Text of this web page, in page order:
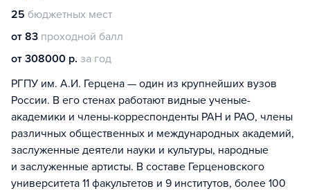
25 бюджетных мест
от 83 проходной балл
от 308000 р. за год
РГПУ им. А.И. Герцена — один из крупнейших вузов
России. В его стенах работают видные ученые-
академики и члены-корреспонденты РАН и РАО, члены
различных общественных и международных академий,
заслуженные деятели науки и культуры, народные
и заслуженные артисты. В составе Герценовского
университета 11 факультетов и 9 институтов, более 100